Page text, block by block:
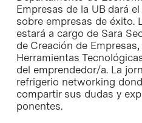
Empresas de la UB dará
sobre empresas de éxito.
estará a cargo de Sara
de Creación de
Herramientas
del emprendedor/a. La
refrigerio networking
compartir sus dudas y
ponentes.